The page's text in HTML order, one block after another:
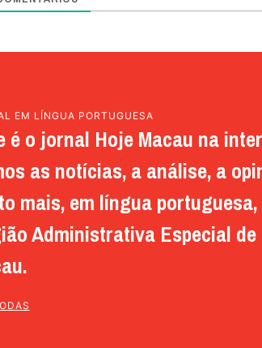
EM LÍNGUA PORTUGUESA
é o jornal Hoje Macau na
as notícias, a análise, a
mais, em língua
Administrativa Especial de